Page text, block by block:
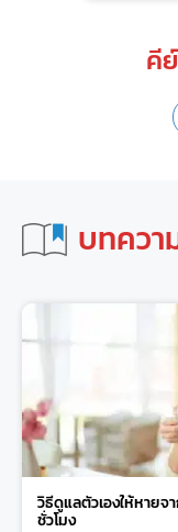
คี
บทควา
วิธีดูแลตัวเองให้หายจ
ชั่วโมง